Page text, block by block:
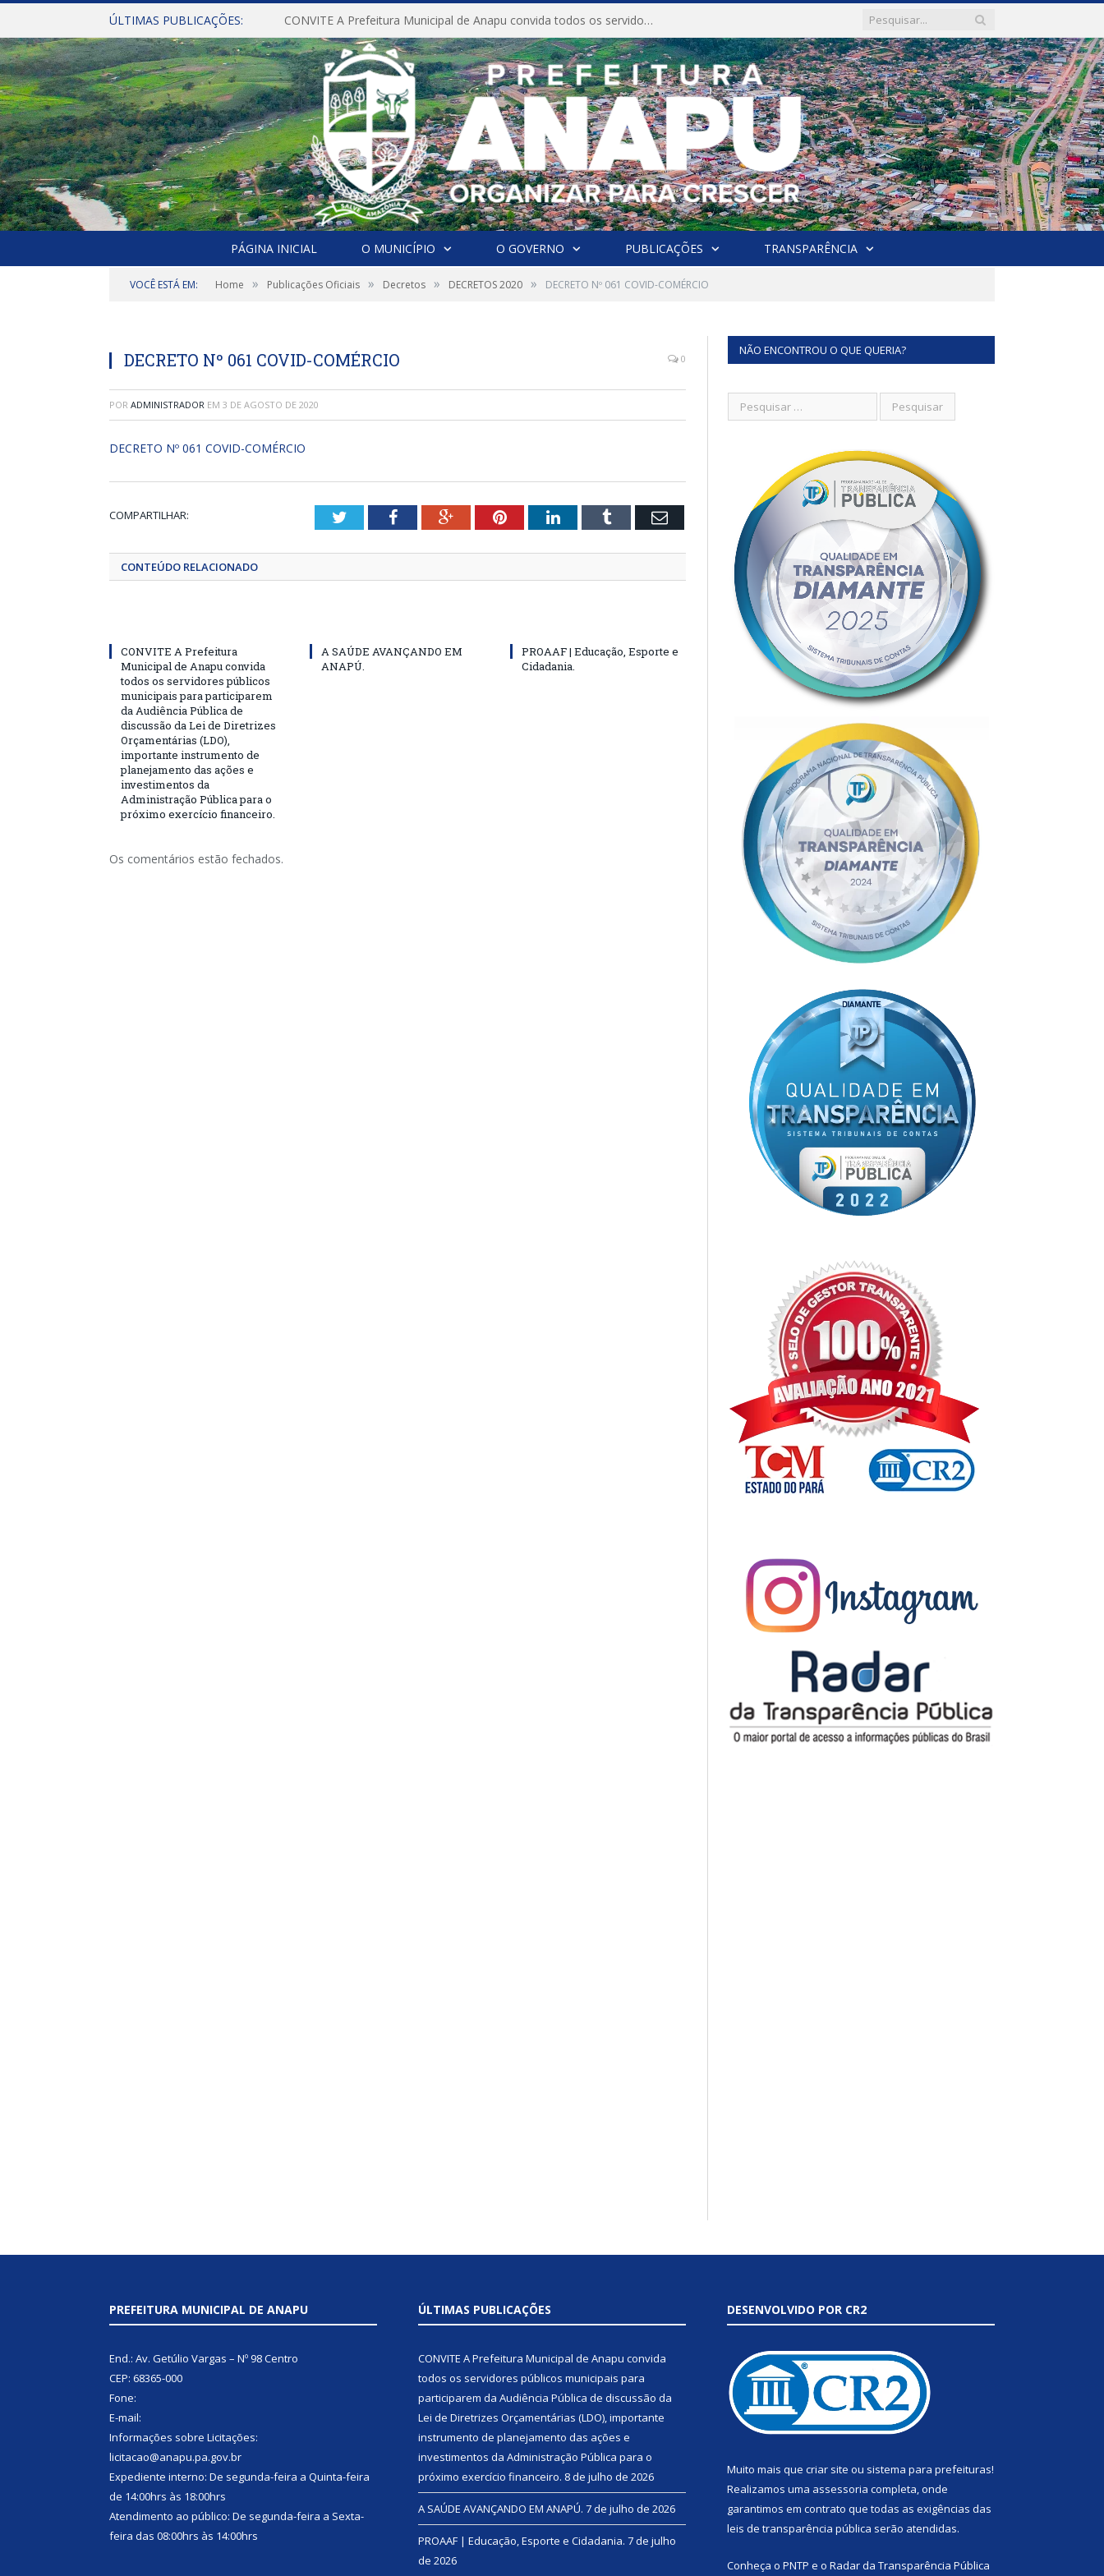
ÚLTIMAS PUBLICAÇÕES: CONVITE A Prefeitura Municipal de Anapu convida todos os servidores públicos municipais para participarem da Audiência Pública de discussão da Lei de Diretrizes Orçamentárias (LDO), importante instrumento de planejamento das ações e investimentos da Administração Pública para o próximo exercício financeiro.
PÁGINA INICIAL O MUNICÍPIO O GOVERNO PUBLICAÇÕES TRANSPARÊNCIA
VOCÊ ESTÁ EM: Home » Publicações Oficiais » Decretos » DECRETOS 2020 » DECRETO Nº 061 COVID-COMÉRCIO
DECRETO Nº 061 COVID-COMÉRCIO 0
POR ADMINISTRADOR EM 3 DE AGOSTO DE 2020
DECRETO Nº 061 COVID-COMÉRCIO
COMPARTILHAR: TwitterFacebookGoogle+PinterestLinkedInTumblr Email
CONTEÚDO RELACIONADO
CONVITE A Prefeitura
Municipal de Anapu convida
todos os servidores públicos
municipais para participarem
da Audiência Pública de
discussão da Lei de Diretrizes
Orçamentárias (LDO),
importante instrumento de
planejamento das ações e
investimentos da
Administração Pública para o
próximo exercício financeiro.
A SAÚDE AVANÇANDO EM
ANAPÚ.
PROAAF | Educação, Esporte e
Cidadania.
Os comentários estão fechados.
NÃO ENCONTROU O QUE QUERIA?
PREFEITURA MUNICIPAL DE ANAPU
End.: Av. Getúlio Vargas – Nº 98 Centro
CEP: 68365-000
Fone:
E-mail:
Informações sobre Licitações:
licitacao@anapu.pa.gov.br
Expediente interno: De segunda-feira a Quinta-feira
de 14:00hrs às 18:00hrs
Atendimento ao público: De segunda-feira a Sexta-
feira das 08:00hrs às 14:00hrs
ÚLTIMAS PUBLICAÇÕES
CONVITE A Prefeitura Municipal de Anapu convida
todos os servidores públicos municipais para
participarem da Audiência Pública de discussão da
Lei de Diretrizes Orçamentárias (LDO), importante
instrumento de planejamento das ações e
investimentos da Administração Pública para o
próximo exercício financeiro. 8 de julho de 2026
A SAÚDE AVANÇANDO EM ANAPÚ. 7 de julho de 2026
PROAAF | Educação, Esporte e Cidadania. 7 de julho
de 2026
DESENVOLVIDO POR CR2
Muito mais que criar site ou sistema para prefeituras!
Realizamos uma assessoria completa, onde
garantimos em contrato que todas as exigências das
leis de transparência pública serão atendidas.
Conheça o PNTP e o Radar da Transparência Pública